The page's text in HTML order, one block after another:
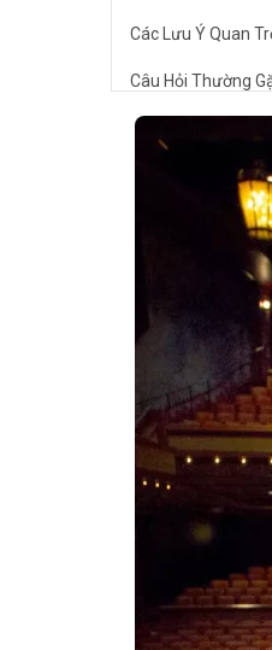
Các Lưu Ý Quan
Câu Hỏi Thường
Fourth voicing
Tôi nên bắt đầu
🎹 Khám Phá